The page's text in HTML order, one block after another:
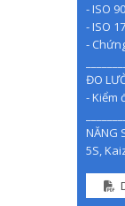
- ISO
- ISO
-
ĐO
- Kiểm
NĂNG
5S,